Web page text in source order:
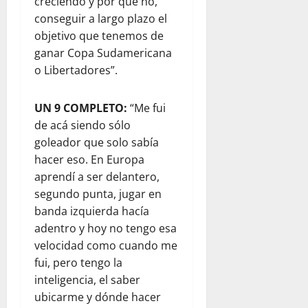
conseguir a largo plazo el
objetivo que tenemos de
ganar Copa Sudamericana
o Libertadores”.
UN 9 COMPLETO: “Me fui
de acá siendo sólo
goleador que solo sabía
hacer eso. En Europa
aprendí a ser delantero,
segundo punta, jugar en
banda izquierda hacía
adentro y hoy no tengo esa
velocidad como cuando me
fui, pero tengo la
inteligencia, el saber
ubicarme y dónde hacer